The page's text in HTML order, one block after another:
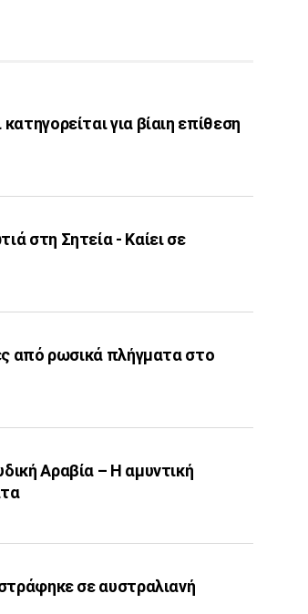
για βίαιη επίθεση
στη Σητεία - Καίει σε
από ρωσικά πλήγματα στο
Αραβία – Η αμυντική
σε αυστραλιανή